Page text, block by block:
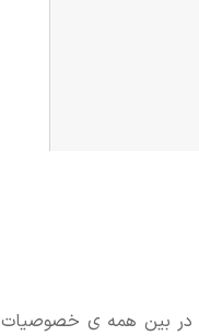
در بین همه ی خصوصیات